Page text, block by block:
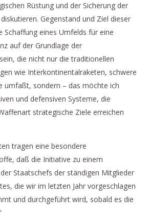
Rüstung und der Sicherung der
Gegenstand und Ziel dieser
Schaffung eines Umfelds für eine
auf der Grundlage der
die nicht nur die traditionellen
wie Interkontinentalraketen, schwere
umfaßt, sondern – das möchte ich
und defensiven Systeme, die
strategische Ziele erreichen
tragen eine besondere
daß die Initiative zu einem
Staatschefs der ständigen Mitglieder
die wir im letzten Jahr vorgeschlagen
und durchgeführt wird, sobald es die